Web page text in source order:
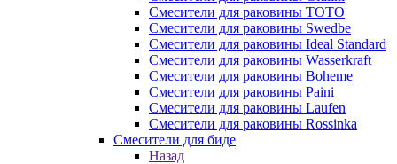
Смесители для раковины TOTO
Смесители для раковины Swedbe
Смесители для раковины Ideal Standard
Смесители для раковины Wasserkraft
Смесители для раковины Boheme
Смесители для раковины Paini
Смесители для раковины Laufen
Смесители для раковины Rossinka
Смесители для биде
Назад